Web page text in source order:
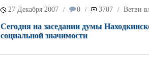
27 Декабря 2007 / 0 / 3707 / Ветви
Сегодня на заседании думы
социальной значимости